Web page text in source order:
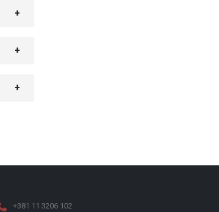
+381 11 3206 102